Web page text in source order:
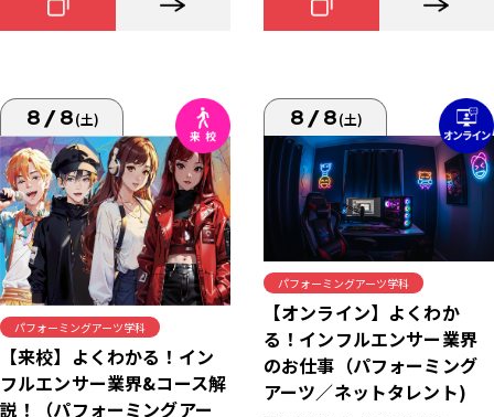
8/8(土)
パフォーミングアーツ学科
【来校】よくわかる！イン
フルエンサー業界&コース解
説！（パフォーミングアー
8/8(土)
パフォーミングアーツ学科
【オンライン】よくわか
る！インフルエンサー業界
のお仕事（パフォーミング
アーツ／ネットタレント)